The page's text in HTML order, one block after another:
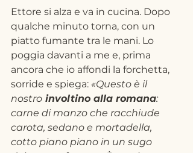
Ettore si alza e va in cucina. Dopo
qualche minuto torna, con un
piatto fumante tra le mani. Lo
poggia davanti a me e, prima
ancora che io affondi la forchetta,
sorride e spiega: «Questo è il
nostro involtino alla romana:
carne di manzo che racchiude
carota, sedano e mortadella,
cotto piano piano in un sugo